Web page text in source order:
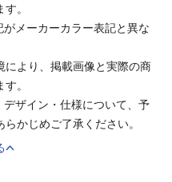
。
メーカーカラー表記と異な
より、掲載画像と実際の商
。
ザイン・仕様について、予
かじめご了承ください。